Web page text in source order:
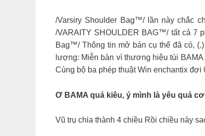
/Varsiry Shoulder Bag™/ lần này chắc
/VARAITY SHOULDER BAG™/ tất cả 7
Bag™/ Thông tin mở bán cụ thể đã có,
lượng: Miễn bàn vì thương hiệu túi
Cùng bộ ba phép thuật Win enchantix
Ơ BAMA quá kiêu, ý mình là yêu quá
Vũ trụ chia thành 4 chiều Rồi chiều này